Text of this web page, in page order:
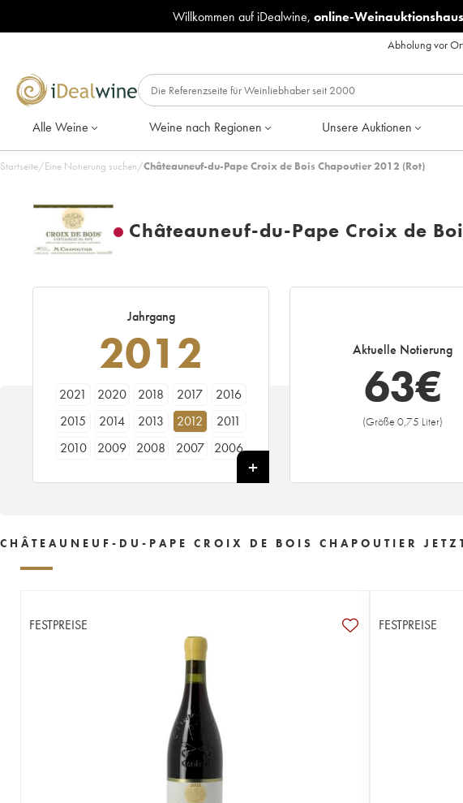
Willkommen auf iDealwine, online-Weinauktionshaus
Abholung vor
Alle Weine Weine nach Regionen Unsere Auktionen
Startseite/Eine Notierung suchen/Châteauneuf-du-Pape Croix de Bois Chapoutier 2012 (Rot)
Châteauneuf-du-Pape Croix de
Jahrgang
2012
2021 2020 2018 2017
2016
2015
2014 2013 2012
2011
2010
2009 2008 2007
2006
Aktuelle Notierung
63€
(Größe 0,75 Liter)
CHÂTEAUNEUF-DU-PAPE CROIX DE BOIS CHAPOUTIER
FESTPREISE FESTPREISE